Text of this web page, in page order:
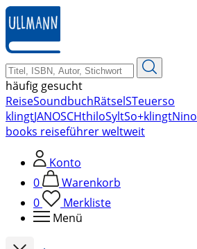
zum
Hauptinhalt
springen
häufig gesucht
ReiseSoundbuchRätselSTeuerso
klingtJANOSCHthiloSyltSo+klingtNino
books reiseführer weltweit
Konto
0
Warenkorb
0
Merkliste
Menü